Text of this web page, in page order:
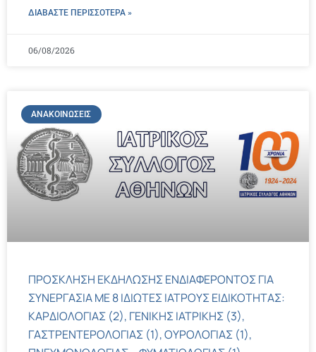
ΔΙΑΒΑΣΤΕ ΠΕΡΙΣΣΌΤΕΡΑ »
06/08/2026
ΑΝΑΚΟΙΝΏΣΕΙΣ
ΠΡΟΣΚΛΗΣΗ ΕΚΔΗΛΩΣΗΣ ΕΝΔΙΑΦΕΡΟΝΤΟΣ ΓΙΑ
ΣΥΝΕΡΓΑΣΙΑ ΜΕ 8 ΙΔΙΩΤΕΣ ΙΑΤΡΟΥΣ ΕΙΔΙΚΟΤΗΤΑΣ:
ΚΑΡΔΙΟΛΟΓΙΑΣ (2), ΓΕΝΙΚΗΣ ΙΑΤΡΙΚΗΣ (3),
ΓΑΣΤΡΕΝΤΕΡΟΛΟΓΙΑΣ (1), ΟΥΡΟΛΟΓΙΑΣ (1),